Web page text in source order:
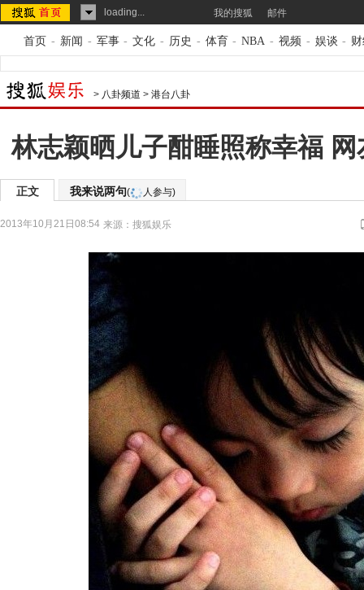
loading... 我的搜狐 邮件
首页 - 新闻 - 军事 - 文化 - 历史 - 体育 - NBA - 视频 - 娱谈 -
> 八卦频道 > 港台八卦
林志颖晒儿子酣睡照称幸福
正文 我来说两句( 人参与)
2013年10月21日08:54 来源： 搜狐娱乐